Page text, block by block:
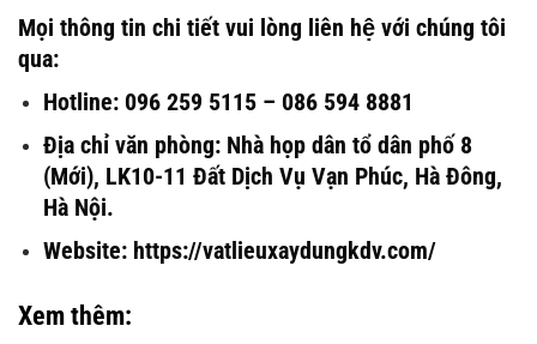
Mọi thông tin chi tiết vui lòng liên hệ với chúng tôi
qua:
Hotline: 096 259 5115 – 086 594 8881
Địa chỉ văn phòng: Nhà họp dân tổ dân phố 8
(Mới), LK10-11 Đất Dịch Vụ Vạn Phúc, Hà Đông,
Hà Nội.
Website: https://vatlieuxaydungkdv.com/
Xem thêm: